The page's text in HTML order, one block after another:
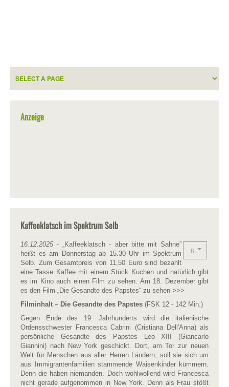
Anzeige
Kaffeeklatsch im Spektrum Selb
16.12.2025 - „Kaffeeklatsch - aber bitte mit Sahne”
heißt es am Donnerstag ab 15.30 Uhr im Spektrum
Selb. Zum Gesamtpreis von 11,50 Euro sind bezahlt
eine Tasse Kaffee mit einem Stück Kuchen und natürlich gibt
es im Kino auch einen Film zu sehen. Am 18. Dezember gibt
es den Film „Die Gesandte des Papstes“ zu sehen >>>
Filminhalt – Die Gesandte des Papstes (FSK 12 - 142 Min.)
Gegen Ende des 19. Jahrhunderts wird die italienische
Ordensschwester Francesca Cabrini (Cristiana Dell'Anna) als
persönliche Gesandte des Papstes Leo XIII (Giancarlo
Giannini) nach New York geschickt. Dort, am Tor zur neuen
Welt für Menschen aus aller Herren Ländern, soll sie sich um
aus Immigrantenfamilien stammende Waisenkinder kümmern.
Denn die haben niemanden. Doch wohlwollend wird Francesca
nicht gerade aufgenommen in New York. Denn als Frau stößt